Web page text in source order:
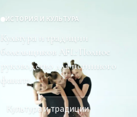
ИСТОРИЯ И КУЛЬТУРА
Культура и традиции
болельщиков AFL: Полное
руководство для истинного
фаната
Культура и традиции